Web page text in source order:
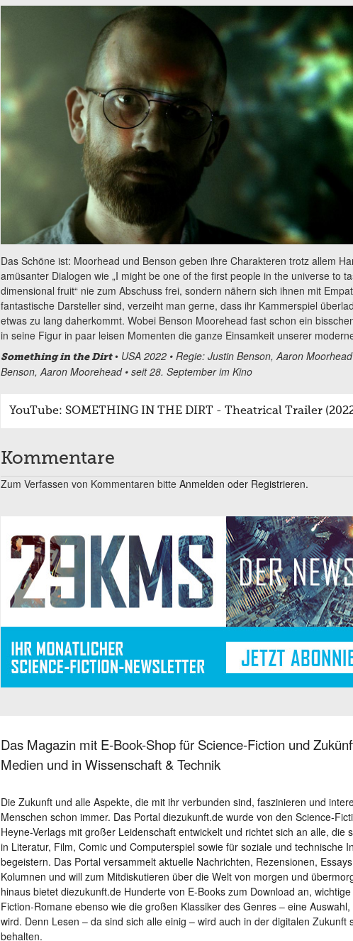
Das Schöne ist: Moorhead und Benson geben ihre Charakteren trotz allem
amüsanter Dialogen wie „I might be one of the first people in the universe to
dimensional fruit“ nie zum Abschuss frei, sondern nähern sich ihnen mit
fantastische Darsteller sind, verzeiht man gerne, dass ihr Kammerspiel
etwas zu lang daherkommt. Wobei Benson Moorehead fast schon ein
in seine Figur in paar leisen Momenten die ganze Einsamkeit unserer
Something in the Dirt• USA 2022 • Regie: Justin Benson, Aaron
Benson, Aaron Moorehead • seit 28. September im Kino
YouTube: SOMETHING IN THE DIRT - Theatrical Trailer
Kommentare
Zum Verfassen von Kommentaren bitte Anmelden oder Registrieren.
Das Magazin mit E-Book-Shop für Science-Fiction und
Medien und in Wissenschaft & Technik
Die Zukunft und alle Aspekte, die mit ihr verbunden sind, faszinieren und
Menschen schon immer. Das Portal diezukunft.de wurde von den Science-
Heyne-Verlags mit großer Leidenschaft entwickelt und richtet sich an alle, die
in Literatur, Film, Comic und Computerspiel sowie für soziale und technische
begeistern. Das Portal versammelt aktuelle Nachrichten, Rezensionen,
Kolumnen und will zum Mitdiskutieren über die Welt von morgen und
hinaus bietet diezukunft.de Hunderte von E-Books zum Download an,
Fiction-Romane ebenso wie die großen Klassiker des Genres – eine
wird. Denn Lesen – da sind sich alle einig – wird auch in der digitalen Zukunft
behalten.